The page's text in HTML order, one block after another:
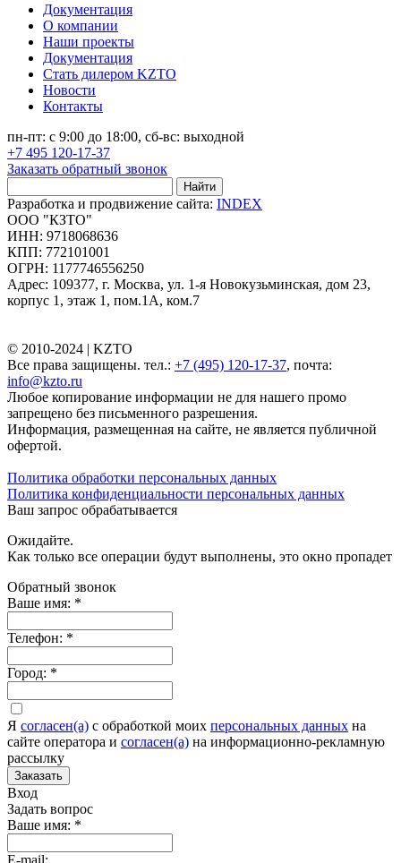
Документация
О компании
Наши проекты
Документация
Стать дилером KZTO
Новости
Контакты
пн-пт: с 9:00 до 18:00, сб-вс: выходной
+7 495 120-17-37
Заказать обратный звонок
Найти
Разработка и продвижение сайта: INDEX
ООО "КЗТО"
ИНН: 9718068636
КПП: 772101001
ОГРН: 1177746556250
Адрес: 109377, г. Москва, ул. 1-я Новокузьминская, дом 23,
корпус 1, этаж 1, пом.1А, ком.7
© 2010-2024 | KZTO
Все права защищены. тел.: +7 (495) 120-17-37, почта:
info@kzto.ru
Любое копирование информации не для нашего промо
запрещено без письменного разрешения.
Информация, размещенная на сайте, не является публичной
офертой.
Политика обработки персональных данных
Политика конфиденциальности персональных данных
Ваш запрос обрабатывается
Ожидайте.
Как только все операции будут выполнены, это окно пропадет
Обратный звонок
Ваше имя: *
Телефон: *
Город: *
Я согласен(а) c обработкой моих персональных данных на
сайте оператора и согласен(а) на информационно-рекламную
рассылку
Заказать
Вход
Задать вопрос
Ваше имя: *
E-mail: